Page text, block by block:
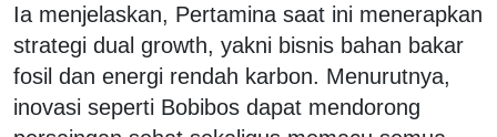
Ia menjelaskan, Pertamina saat ini menerapkan
strategi dual growth, yakni bisnis bahan bakar
fosil dan energi rendah karbon. Menurutnya,
inovasi seperti Bobibos dapat mendorong